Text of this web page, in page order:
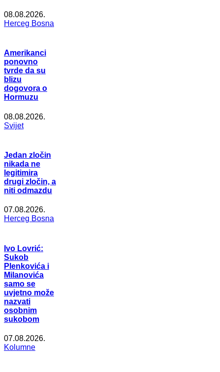
08.08.2026.
Herceg Bosna
Amerikanci
ponovno
tvrde da su
blizu
dogovora o
Hormuzu
08.08.2026.
Svijet
Jedan zločin
nikada ne
legitimira
drugi zločin, a
niti odmazdu
07.08.2026.
Herceg Bosna
Ivo Lovrić:
Sukob
Plenkovića i
Milanovića
samo se
uvjetno može
nazvati
osobnim
sukobom
07.08.2026.
Kolumne